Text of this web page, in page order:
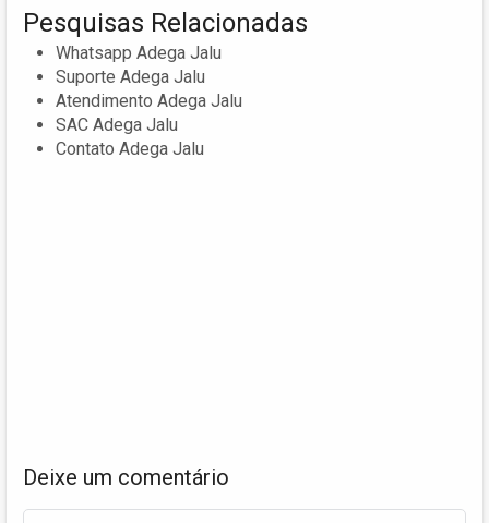
Pesquisas Relacionadas
Whatsapp Adega Jalu
Suporte Adega Jalu
Atendimento Adega Jalu
SAC Adega Jalu
Contato Adega Jalu
Deixe um comentário